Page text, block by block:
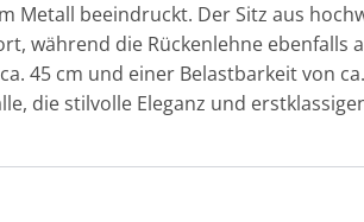
Metall beeindruckt. Der Sitz aus
während die Rückenlehne ebenfalls
45 cm und einer Belastbarkeit von
die stilvolle Eleganz und